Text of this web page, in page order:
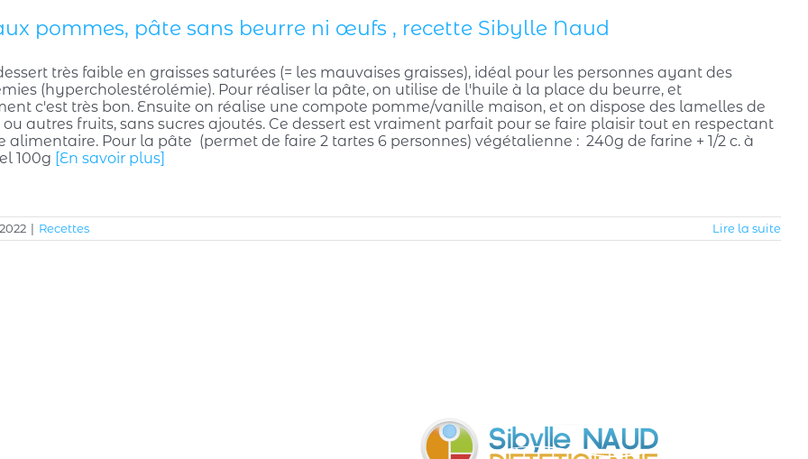
pommes, pâte sans beurre ni œufs , recette Sibylle Naud
très faible en graisses saturées (= les mauvaises graisses), idéal pour les personnes ayant des
(hypercholestérolémie). Pour réaliser la pâte, on utilise de l'huile à la place du beurre, et
c'est très bon. Ensuite on réalise une compote pomme/vanille maison, et on dispose des lamelles de
autres fruits, sans sucres ajoutés. Ce dessert est vraiment parfait pour se faire plaisir tout en respectant
alimentaire. Pour la pâte (permet de faire 2 tartes 6 personnes) végétalienne : 240g de farine + 1/2 c. à
100g [En savoir plus]
| Recettes Lire la suite